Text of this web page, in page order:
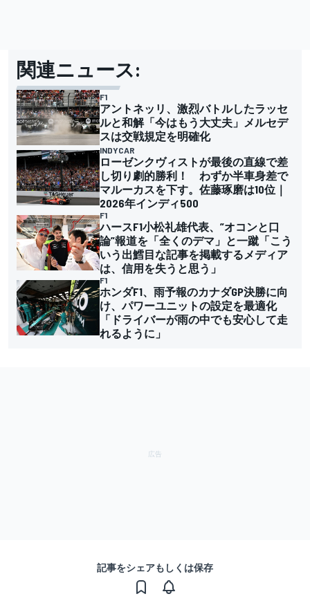
関連ニュース:
F1
アントネッリ、激烈バトルしたラッセ
ルと和解「今はもう大丈夫」メルセデ
スは交戦規定を明確化
INDYCAR
ローゼンクヴィストが最後の直線で差
し切り劇的勝利！ わずか半車身差で
マルーカスを下す。佐藤琢磨は10位｜
2026年インディ500
F1
ハースF1小松礼雄代表、”オコンと口
論”報道を「全くのデマ」と一蹴「こう
いう出鱈目な記事を掲載するメディア
は、信用を失うと思う」
F1
ホンダF1、雨予報のカナダGP決勝に向
け、パワーユニットの設定を最適化
「ドライバーが雨の中でも安心して走
れるように」
記事をシェアもしくは保存